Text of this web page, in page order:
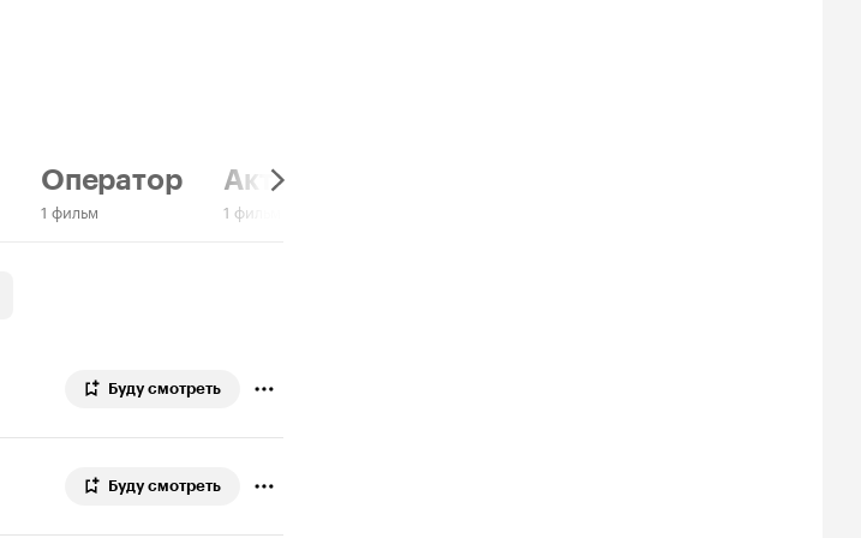
Оператор
1 фильм
Актер: играет самого себя
1 фильм
Буду смотреть
Буду смотреть